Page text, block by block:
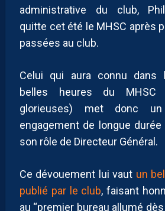
administrative du club,
quitte cet été le MHSC après
passées au club.
Celui qui aura connu dans
belles heures du
glorieuses) met donc
engagement de longue durée
son rôle de Directeur Général.
Ce dévouement lui vaut un
publié par le club, faisant
au “premier bureau allumé dès